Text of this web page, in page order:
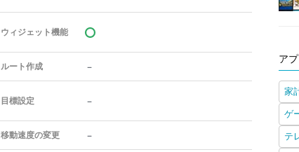
ウィジェット機能
ルート作成 －
目標設定 －
移動速度の変更 －
ア
家
ゲ
テ